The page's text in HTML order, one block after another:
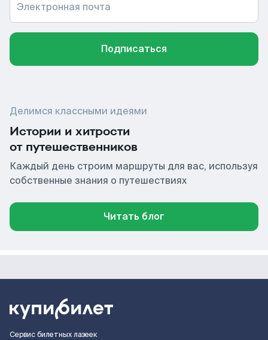
Электронная почта
Подписаться
Делимся классными идеями
Истории и хитрости
от путешественников
Каждый день строим маршруты для вас, используя
собственные знания о путешествиях
Читать блог
Сервис билетных лазеек